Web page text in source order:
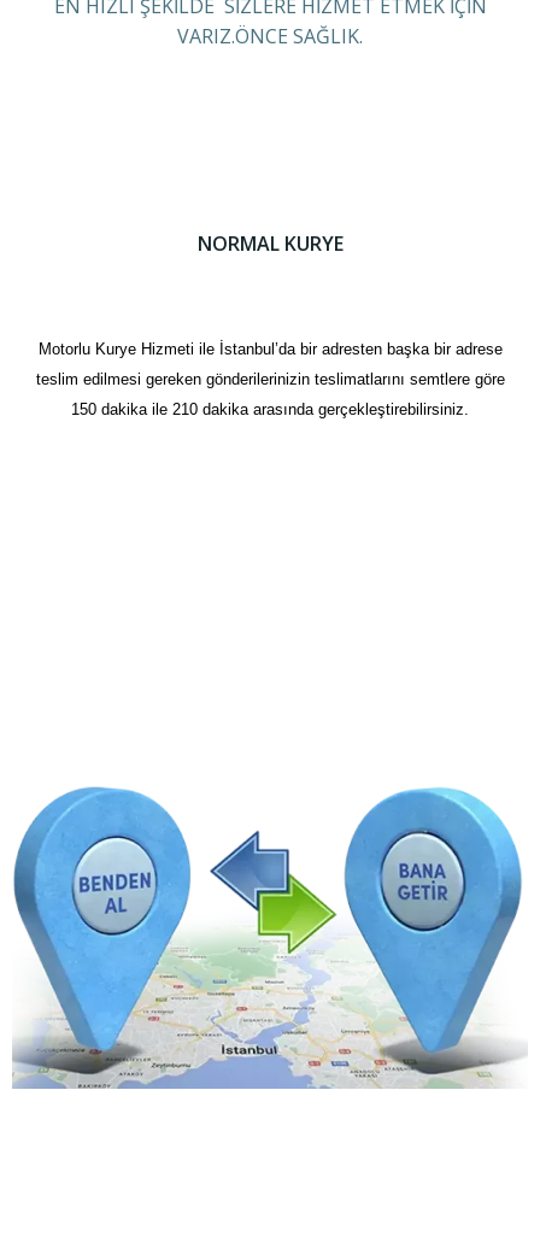
EN HIZLI ŞEKİLDE SİZLERE HİZMET ETMEK İÇİN
VARIZ.ÖNCE SAĞLIK.
NORMAL KURYE
Motorlu Kurye Hizmeti ile İstanbul’da bir adresten başka bir adrese
teslim edilmesi gereken gönderilerinizin teslimatlarını semtlere göre
150 dakika ile 210 dakika arasında gerçekleştirebilirsiniz.